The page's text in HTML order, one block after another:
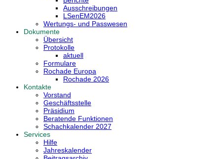
Ausschreibungen
LSenEM2026
Wertungs- und Passwesen
Dokumente
Übersicht
Protokolle
aktuell
Formulare
Rochade Europa
Rochade 2026
Kontakte
Vorstand
Geschäftsstelle
Präsidium
Beratende Funktionen
Schachkalender 2027
Services
Hilfe
Jahreskalender